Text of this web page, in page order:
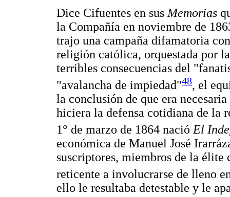
Dice Cifuentes en susMemorias
la Compañía en noviembre de
trajo una campaña difamatoria
religión católica, orquestada por
terribles consecuencias del
"avalancha de impiedad"48, el
la conclusión de que era
hiciera la defensa cotidiana de la
1° de marzo de 1864 nacióEl
económica de Manuel José
suscriptores, miembros de la élite
reticente a involucrarse de lleno
ello le resultaba detestable y le